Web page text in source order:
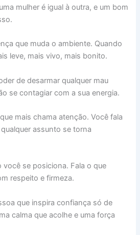
mulher é igual à outra, e um bom
que muda o ambiente. Quando
leve, mais vivo, mais bonito.
de desarmar qualquer mau
se contagiar com a sua energia.
mais chama atenção. Você fala
assunto se torna
se posiciona. Fala o que
respeito e firmeza.
que inspira confiança só de
calma que acolhe e uma força